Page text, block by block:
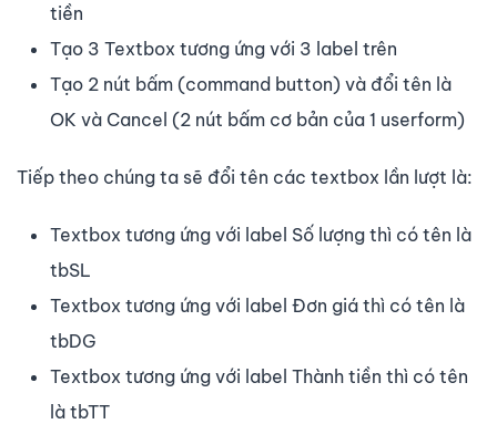
tiền
Tạo 3 Textbox tương ứng với 3 label trên
Tạo 2 nút bấm (command button) và đổi tên là
OK và Cancel (2 nút bấm cơ bản của 1 userform)
Tiếp theo chúng ta sẽ đổi tên các textbox lần lượt là:
Textbox tương ứng với label Số lượng thì có tên là
tbSL
Textbox tương ứng với label Đơn giá thì có tên là
tbDG
Textbox tương ứng với label Thành tiền thì có tên
là tbTT